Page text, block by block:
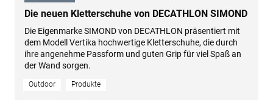
–
Die neuen Kletterschuhe von DECATHLON SIMOND
Die Eigenmarke SIMOND von DECATHLON präsentiert mit
dem Modell Vertika hochwertige Kletterschuhe, die durch
ihre angenehme Passform und guten Grip für viel Spaß an
der Wand sorgen.
Outdoor Produkte